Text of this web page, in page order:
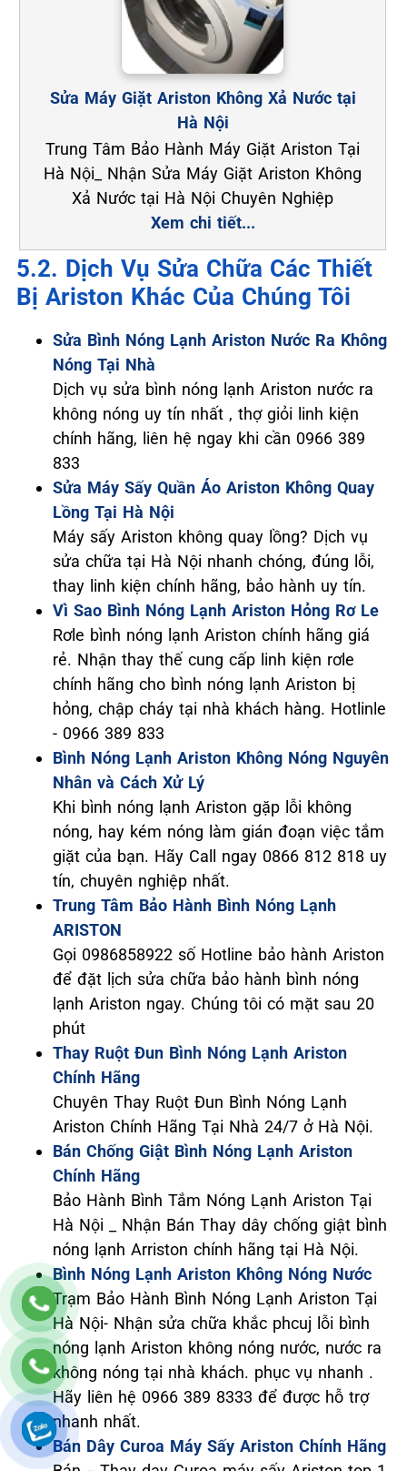
Sửa Máy Giặt Ariston Không Xả Nước tại
Hà Nội
Trung Tâm Bảo Hành Máy Giặt Ariston Tại
Hà Nội_ Nhận Sửa Máy Giặt Ariston Không
Xả Nước tại Hà Nội Chuyên Nghiệp
Xem chi tiết...
5.2. Dịch Vụ Sửa Chữa Các Thiết
Bị Ariston Khác Của Chúng Tôi
Sửa Bình Nóng Lạnh Ariston Nước Ra Không
Nóng Tại Nhà
Dịch vụ sửa bình nóng lạnh Ariston nước ra
không nóng uy tín nhất , thợ giỏi linh kiện
chính hãng, liên hệ ngay khi cần 0966 389
833
Sửa Máy Sấy Quần Áo Ariston Không Quay
Lồng Tại Hà Nội
Máy sấy Ariston không quay lồng? Dịch vụ
sửa chữa tại Hà Nội nhanh chóng, đúng lỗi,
thay linh kiện chính hãng, bảo hành uy tín.
Vì Sao Bình Nóng Lạnh Ariston Hỏng Rơ Le
Rơle bình nóng lạnh Ariston chính hãng giá
rẻ. Nhận thay thế cung cấp linh kiện rơle
chính hãng cho bình nóng lạnh Ariston bị
hỏng, chập cháy tại nhà khách hàng. Hotlinle
- 0966 389 833
Bình Nóng Lạnh Ariston Không Nóng Nguyên
Nhân và Cách Xử Lý
Khi bình nóng lạnh Ariston gặp lỗi không
nóng, hay kém nóng làm gián đoạn việc tắm
giặt của bạn. Hãy Call ngay 0866 812 818 uy
tín, chuyên nghiệp nhất.
Trung Tâm Bảo Hành Bình Nóng Lạnh
ARISTON
Gọi 0986858922 số Hotline bảo hành Ariston
để đặt lịch sửa chữa bảo hành bình nóng
lạnh Ariston ngay. Chúng tôi có mặt sau 20
phút
Thay Ruột Đun Bình Nóng Lạnh Ariston
Chính Hãng
Chuyên Thay Ruột Đun Bình Nóng Lạnh
Ariston Chính Hãng Tại Nhà 24/7 ở Hà Nội.
Bán Chống Giật Bình Nóng Lạnh Ariston
Chính Hãng
Bảo Hành Bình Tắm Nóng Lạnh Ariston Tại
Hà Nội _ Nhận Bán Thay dây chống giật bình
nóng lạnh Arriston chính hãng tại Hà Nội.
Bình Nóng Lạnh Ariston Không Nóng Nước
Trạm Bảo Hành Bình Nóng Lạnh Ariston Tại
Hà Nội- Nhận sửa chữa khắc phcuj lỗi bình
nóng lạnh Ariston không nóng nước, nước ra
không nóng tại nhà khách. phục vụ nhanh .
Hãy liên hệ 0966 389 8333 để được hỗ trợ
nhanh nhất.
Bán Dây Curoa Máy Sấy Ariston Chính Hãng